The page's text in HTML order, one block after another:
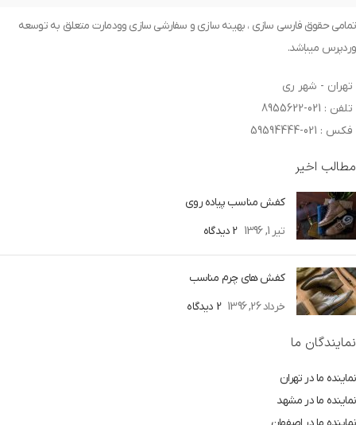
تمامی حقوق فارسی سازی ، بهینه سازی و سفارشی سازی وودمارت متعلق به توسعه
وردپرس میباشد.
تهران - شهر ری
تلفن : 021-8955622
فکس : 021-59594444
مطالب اخیر
کفش مناسب پیاده روی
تیر 1, 1396
2 دیدگاه
کفش های چرم مناسب
خرداد 26, 1396
2 دیدگاه
نمایندگان ما
نماینده ما در تهران
نماینده ما در مشهد